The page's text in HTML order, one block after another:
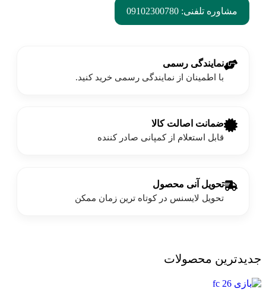
مشاوره تلفنی: 09102300780
نمایندگی رسمی
با اطمینان از نمایندگی رسمی خرید کنید.
ضمانت اصالت کالا
قابل استعلام از کمپانی صادر کننده
تحویل آنی محصول
تحویل لایسنس در کوتاه ترین زمان ممکن
جدیدترین محصولات